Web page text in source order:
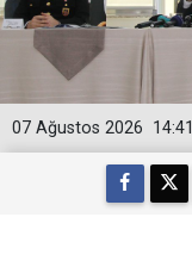
14:41
07 Ağustos 2026